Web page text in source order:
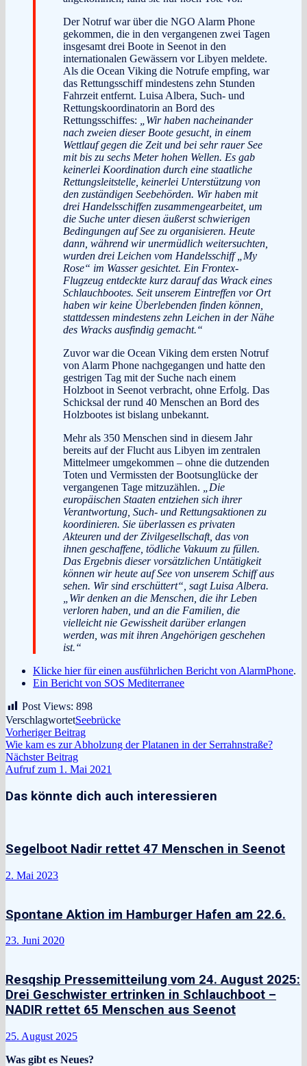
Der Notruf war über die NGO Alarm Phone
gekommen, die in den vergangenen zwei Tagen
insgesamt drei Boote in Seenot in den
internationalen Gewässern vor Libyen meldete.
Als die Ocean Viking die Notrufe empfing, war
das Rettungsschiff mindestens zehn Stunden
Fahrzeit entfernt. Luisa Albera, Such- und
Rettungskoordinatorin an Bord des
Rettungsschiffes:
„Wir haben nacheinander
nach zweien dieser Boote gesucht, in einem
Wettlauf gegen die Zeit und bei sehr rauer See
mit bis zu sechs Meter hohen Wellen. Es gab
keinerlei Koordination durch eine staatliche
Rettungsleitstelle, keinerlei Unterstützung von
den zuständigen Seebehörden. Wir haben mit
drei Handelsschiffen zusammengearbeitet, um
die Suche unter diesen äußerst schwierigen
Bedingungen auf See zu organisieren. Heute
dann, während wir unermüdlich weitersuchten,
wurden drei Leichen vom Handelsschiff „My
Rose“ im Wasser gesichtet. Ein Frontex-
Flugzeug entdeckte kurz darauf das Wrack eines
Schlauchbootes. Seit unserem Eintreffen vor Ort
haben wir keine Überlebenden finden können,
stattdessen mindestens zehn Leichen in der Nähe
des Wracks ausfindig gemacht.“
Zuvor war die Ocean Viking dem ersten Notruf
von Alarm Phone nachgegangen und hatte den
gestrigen Tag mit der Suche nach einem
Holzboot in Seenot verbracht, ohne Erfolg. Das
Schicksal der rund 40 Menschen an Bord des
Holzbootes ist bislang unbekannt.
Mehr als 350 Menschen sind in diesem Jahr
bereits auf der Flucht aus Libyen im zentralen
Mittelmeer umgekommen – ohne die dutzenden
Toten und Vermissten der Bootsunglücke der
vergangenen Tage mitzuzählen.
„Die
europäischen Staaten entziehen sich ihrer
Verantwortung, Such- und Rettungsaktionen zu
koordinieren. Sie überlassen es privaten
Akteuren und der Zivilgesellschaft, das von
ihnen geschaffene, tödliche Vakuum zu füllen.
Das Ergebnis dieser vorsätzlichen Untätigkeit
können wir heute auf See von unserem Schiff aus
sehen. Wir sind erschüttert“, sagt Luisa Albera.
„Wir denken an die Menschen, die ihr Leben
verloren haben, und an die Familien, die
vielleicht nie Gewissheit darüber erlangen
werden, was mit ihren Angehörigen geschehen
ist.“
Klicke hier für einen ausführlichen Bericht von AlarmPhone.
Ein Bericht von SOS Mediterranee
Post Views: 898
VerschlagwortetSeebrücke
Beitragsnavigation
Vorheriger BeitragVorheriger
Beitrag:
Wie kam es zur Abholzung der Platanen in der Serrahnstraße?
Nächster BeitragNächster
Beitrag:
Aufruf zum 1. Mai 2021
Das könnte dich auch interessieren
Segelboot Nadir rettet 47 Menschen in Seenot
2. Mai 2023
Spontane Aktion im Hamburger Hafen am 22.6.
23. Juni 2020
Resqship Pressemitteilung vom 24. August 2025:
Drei Geschwister ertrinken in Schlauchboot –
NADIR rettet 65 Menschen aus Seenot
25. August 2025
Was gibt es Neues?